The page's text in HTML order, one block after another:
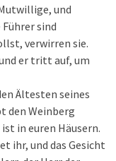
und
sind
verwirren sie.
er tritt auf, um
Ältesten seines
den Weinberg
in euren Häusern.
ihr, und das Gesicht